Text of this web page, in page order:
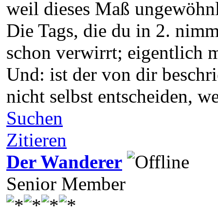
weil dieses Maß
Die Tags, die du in 2.
schon verwirrt; eigentlich
Und: ist der von dir
nicht selbst entscheiden,
Suchen
Zitieren
Der Wanderer
Senior Member